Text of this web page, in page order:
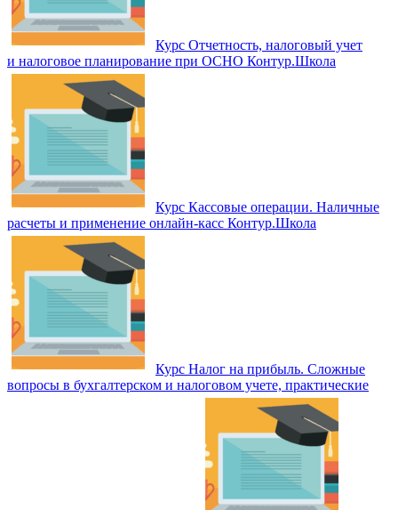
Курс Отчетность, налоговый учет
и налоговое планирование при ОСНО Контур.Школа
Курс Кассовые операции. Наличные
расчеты и применение онлайн‑касс Контур.Школа
Курс Налог на прибыль. Сложные
вопросы в бухгалтерском и налоговом учете, практические